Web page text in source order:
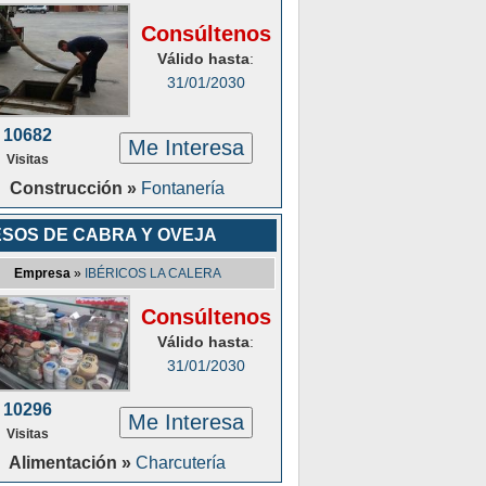
Consúltenos
Válido hasta:
31/01/2030
10682
Visitas Me Interesa
Construcción » Fontanería
DE CABRA Y OVEJA
Empresa» IBÉRICOS LA CALERA
Consúltenos
Válido hasta:
31/01/2030
10296
Visitas Me Interesa
Alimentación » Charcutería